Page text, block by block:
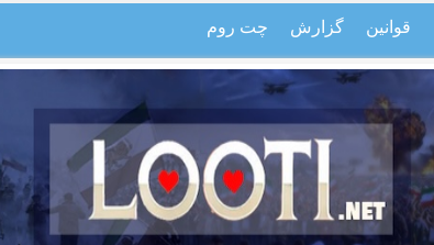
قوانین گزارش چت روم